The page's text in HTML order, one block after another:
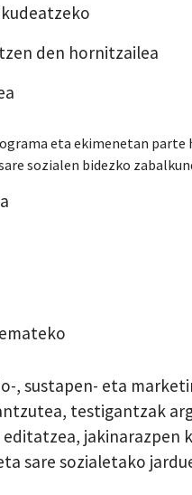
den hornitzailea
eta ekimenetan parte
sozialen bidezko
, sustapen- eta
testigantzak
jakinarazpen
sare sozialetako